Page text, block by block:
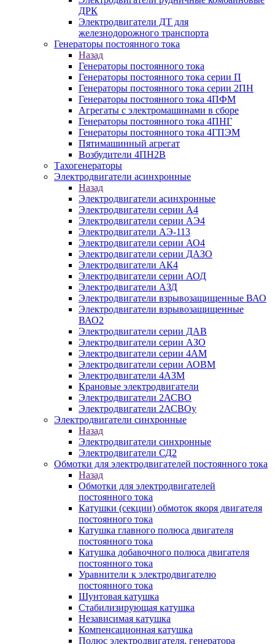
ДРК
Электродвигатели ДТ для
железнодорожного транспорта
Генераторы постоянного тока
Назад
Генераторы постоянного тока
Генераторы постоянного тока серии П
Генераторы постоянного тока серии 2ПН
Генераторы постоянного тока 4ПФМ
Агрегаты с электромашинами в сборе
Генераторы постоянного тока 4ПНГ
Генераторы постоянного тока 4ГПЭМ
Пятимашинный агрегат
Возбудители 4ПН2В
Тахогенераторы
Электродвигатели асинхронные
Назад
Электродвигатели асинхронные
Электродвигатели серии А4
Электродвигатели серии АЭ4
Электродвигатели АЭ-113
Электродвигатели серии АО4
Электродвигатели серии ДАЗО
Электродвигатели АК4
Электродвигатели серии АОД
Электродвигатели АЗД
Электродвигатели взрывозащищенные ВАО
Электродвигатели взрывозащищенные
ВАО2
Электродвигатели серии ДАВ
Электродвигатели серии АЗО
Электродвигатели серии 4АМ
Электродвигатели серии АОВМ
Электродвигатели 4АЗМ
Крановые электродвигатели
Электродвигатели 2АСВО
Электродвигатели 2АСВОу
Электродвигатели синхронные
Назад
Электродвигатели синхронные
Электродвигатели СД2
Обмотки для электродвигателей постоянного тока
Назад
Обмотки для электродвигателей
постоянного тока
Катушки (секции) обмоток якоря двигателя
постоянного тока
Катушка главного полюса двигателя
постоянного тока
Катушка добавочного полюса двигателя
постоянного тока
Уравнители к электродвигателю
постоянного тока
Шунтовая катушка
Стабилизирующая катушка
Независимая катушка
Компенсационная катушка
Полюс электродвигателя, генератора